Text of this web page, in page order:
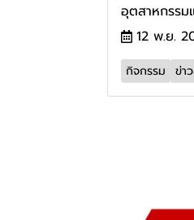
อุตสาหกรรม
12 พ.ย.
กิจกรรม ข่า